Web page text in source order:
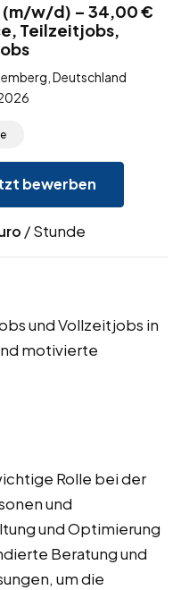
(m/w/d) – 34,00 €
Teilzeitjobs,
Deutschland
bewerben
/ Stunde
und Vollzeitjobs in
motivierte
Rolle bei der
und
und Optimierung
Beratung und
um die